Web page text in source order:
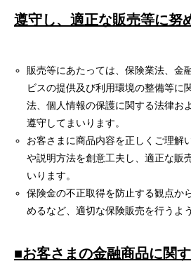
遵守し、適正な販売等に努
販売等にあたっては、保険業法、金
ビスの提供及び利用環境の整備等に
法、個人情報の保護に関する法律お
遵守してまいります。
お客さまに商品内容を正しくご理解
や説明方法を創意工夫し、適正な販
いります。
保険金の不正取得を防止する観点か
めるなど、適切な保険販売を行うよ
■お客さまの金融商品に関